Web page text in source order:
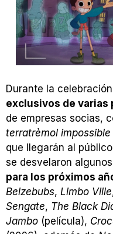
Durante la
exclusivos de varias
de empresas socias,
terratrèmol impossible
que llegarán al
se desvelaron
para los próximos
Belzebubs, Limbo Ville
Sengate, The Black
Jambo (película),